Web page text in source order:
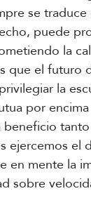
se traduce
puede
la
que el futuro
la
por
beneficio
ejercemos el
en mente la
sobre